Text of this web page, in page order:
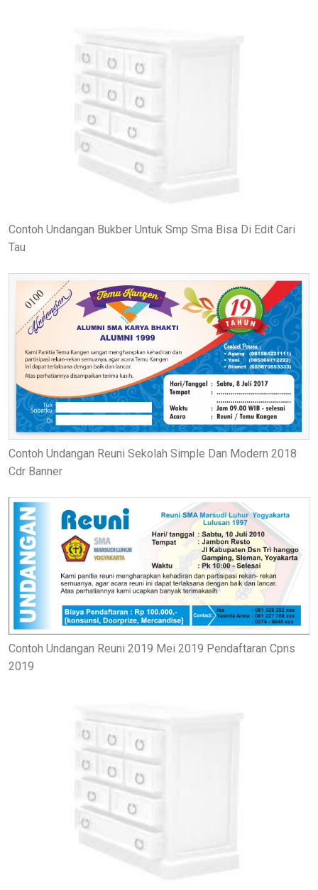
Contoh Undangan Bukber Untuk Smp Sma Bisa Di Edit Cari
Tau
Contoh Undangan Reuni Sekolah Simple Dan Modern 2018
Cdr Banner
Contoh Undangan Reuni 2019 Mei 2019 Pendaftaran Cpns
2019